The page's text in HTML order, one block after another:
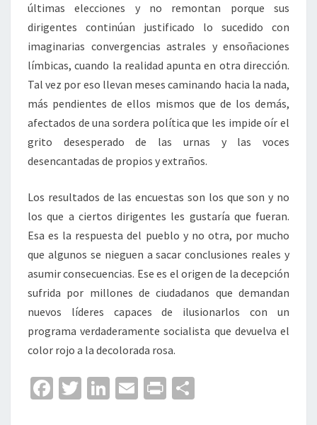
últimas elecciones y no remontan porque sus
dirigentes continúan justificado lo sucedido con
imaginarias convergencias astrales y ensoñaciones
límbicas, cuando la realidad apunta en otra dirección.
Tal vez por eso llevan meses caminando hacia la nada,
más pendientes de ellos mismos que de los demás,
afectados de una sordera política que les impide oír el
grito desesperado de las urnas y las voces
desencantadas de propios y extraños.
Los resultados de las encuestas son los que son y no
los que a ciertos dirigentes les gustaría que fueran.
Esa es la respuesta del pueblo y no otra, por mucho
que algunos se nieguen a sacar conclusiones reales y
asumir consecuencias. Ese es el origen de la decepción
sufrida por millones de ciudadanos que demandan
nuevos líderes capaces de ilusionarlos con un
programa verdaderamente socialista que devuelva el
color rojo a la decolorada rosa.
Fa T
Li
E
Pr